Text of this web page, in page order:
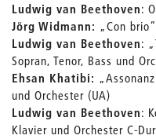
Ludwig van Beethoven:
Jörg Widmann: „Con
Ludwig van Beethoven:
Sopran, Tenor, Bass und
Ehsan Khatibi:
und Orchester (UA)
Ludwig van Beethoven:
Klavier und Orchester C-